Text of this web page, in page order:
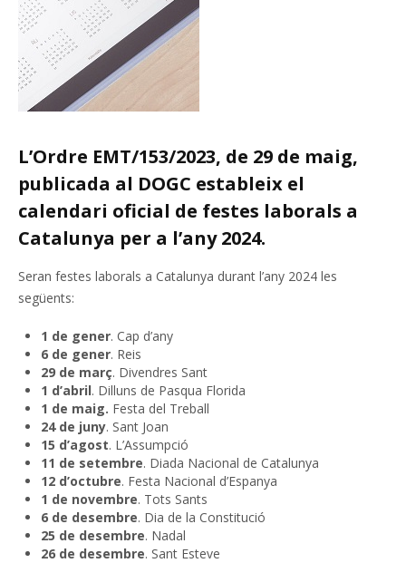
L’Ordre EMT/153/2023, de 29 de maig,
publicada al DOGC estableix el
calendari oficial de festes laborals a
Catalunya per a l’any 2024.
Seran festes laborals a Catalunya durant l’any 2024 les
següents:
1 de gener. Cap d’any
6 de gener. Reis
29 de març. Divendres Sant
1 d’abril. Dilluns de Pasqua Florida
1 de maig. Festa del Treball
24 de juny. Sant Joan
15 d’agost. L’Assumpció
11 de setembre. Diada Nacional de Catalunya
12 d’octubre. Festa Nacional d’Espanya
1 de novembre. Tots Sants
6 de desembre. Dia de la Constitució
25 de desembre. Nadal
26 de desembre. Sant Esteve